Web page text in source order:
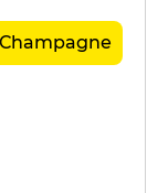
Champagne